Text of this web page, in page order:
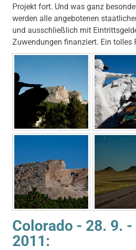
Projekt fort. Und was ganz
werden alle angebotenen
und ausschließlich mit
Zuwendungen finanziert. Ein tolles
Colorado - 28. 9. -
2011: